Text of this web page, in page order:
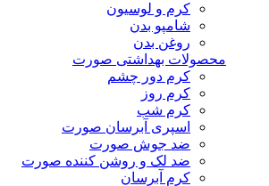
کرم و لوسیون
شامپو بدن
روغن بدن
محصولات بهداشتی صورت
کرم دور چشم
کرم روز
کرم شب
اسپری آبرسان صورت
ضد جوش صورت
ضد لک و روشن کننده صورت
کرم آبرسان